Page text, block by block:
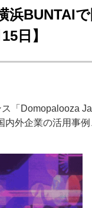
イベント
浜BUNTAI
日】
「Domopalooza
内外企業の活用事